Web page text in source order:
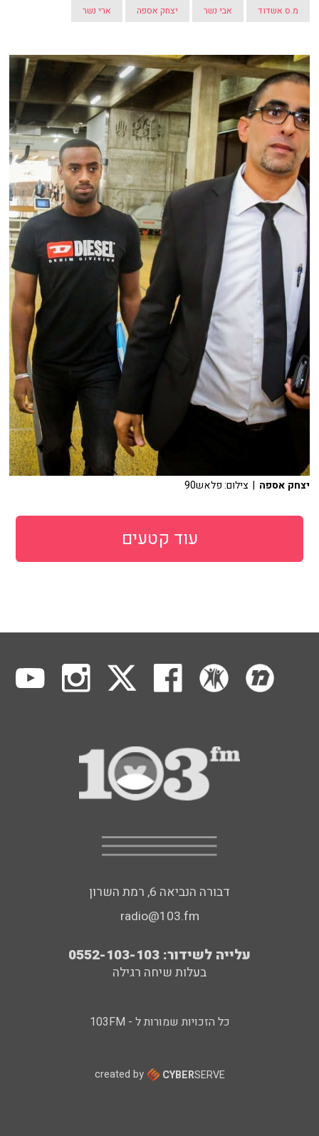
מ.ס אשדוד אבי נשר יצחק אספה ארי נשר
יצחק אספה | צילום: פלאש90
עוד קטעים
דבורה הנביאה 6, רמת השרון
radio@103.fm
עלייה לשידור: 0552-103-103
בעלות שיחה רגילה
כל הזכויות שמורות ל - 103FM
created by CYBERSERVE